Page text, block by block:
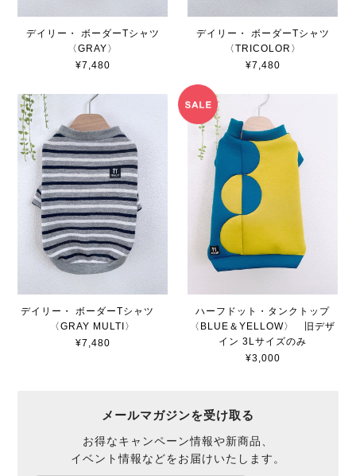
デイリー・ ボーダーTシャツ
〈GRAY〉
¥7,480
デイリー・ ボーダーTシャツ
〈TRICOLOR〉
¥7,480
デイリー・ ボーダーTシャツ
〈GRAY MULTI〉
¥7,480
ハーフドット・タンクトップ
〈BLUE＆YELLOW〉 旧デザ
イン 3Lサイズのみ
¥3,000
メールマガジンを受け取る
お得なキャンペーン情報や新商品、
イベント情報などをお届けいたします。